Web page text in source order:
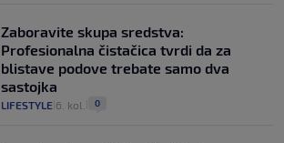
Zaboravite skupa sredstva:
Profesionalna čistačica tvrdi da za
blistave podove trebate samo dva
sastojka
LIFESTYLE 6. kol. 0